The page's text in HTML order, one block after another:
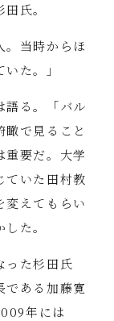
氏。
。当時からほ
た。」
語る。「バル
で見ること
重要だ。大学
ていた田村教
変えてもらい
た。
った杉田氏
である加藤寛
年には